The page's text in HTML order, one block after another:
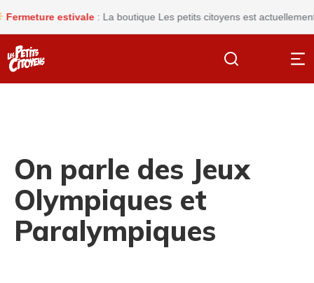
estivale: La boutique Les petits citoyens est actuellement
On parle des Jeux
Olympiques et
Paralympiques